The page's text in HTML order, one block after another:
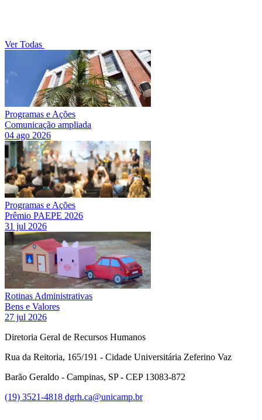
Ver Todas
Programas e Ações
Comunicação ampliada
04 ago 2026
Programas e Ações
Prêmio PAEPE 2026
31 jul 2026
Rotinas Administrativas
Bens e Valores
27 jul 2026
Diretoria Geral de Recursos Humanos
Rua da Reitoria, 165/191 - Cidade Universitária Zeferino Vaz
Barão Geraldo - Campinas, SP - CEP 13083-872
(19) 3521-4818 dgrh.ca@unicamp.br